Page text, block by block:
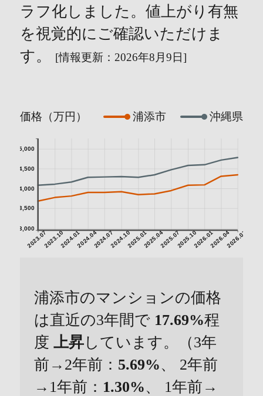
ラフ化しました。値上がり有無
を視覚的にご確認いただけま
す。
[情報更新：2026年8月9日]
価格（万円） 浦添市 沖縄県
2023.072023.102024.012024.042024.072024.102025.012025.042025.072025.102026.012026.042026.07
3,000
3,500
4,000
4,500
5,000
浦添市のマンションの価格
は直近の3年間で 17.69%程
度 上昇しています。（3年
前→2年前： 5.69%、 2年前
→1年前： 1.30%、 1年前→